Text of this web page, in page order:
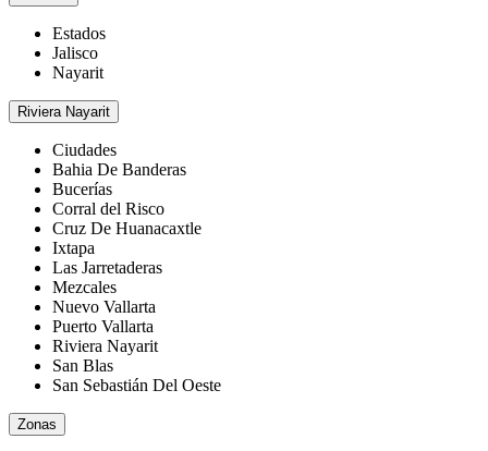
Estados
Jalisco
Nayarit
Riviera Nayarit
Ciudades
Bahia De Banderas
Bucerías
Corral del Risco
Cruz De Huanacaxtle
Ixtapa
Las Jarretaderas
Mezcales
Nuevo Vallarta
Puerto Vallarta
Riviera Nayarit
San Blas
San Sebastián Del Oeste
Zonas